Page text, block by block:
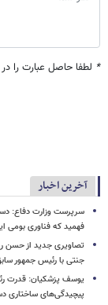
* لطفا حاصل عبارت را
آخرین اخبار
سرپرست وزارت دفاع:
فهمید که فناوری بومی
تصاویری جدید از حسن
جنتی با رئیس جمهور
یوسف پزشکیان: قدرت
پیچیدگی‌های ساختاری